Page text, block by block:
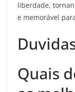
liberdade,
e memorável
Quais